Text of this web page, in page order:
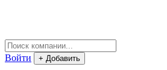
Войти + Добавить